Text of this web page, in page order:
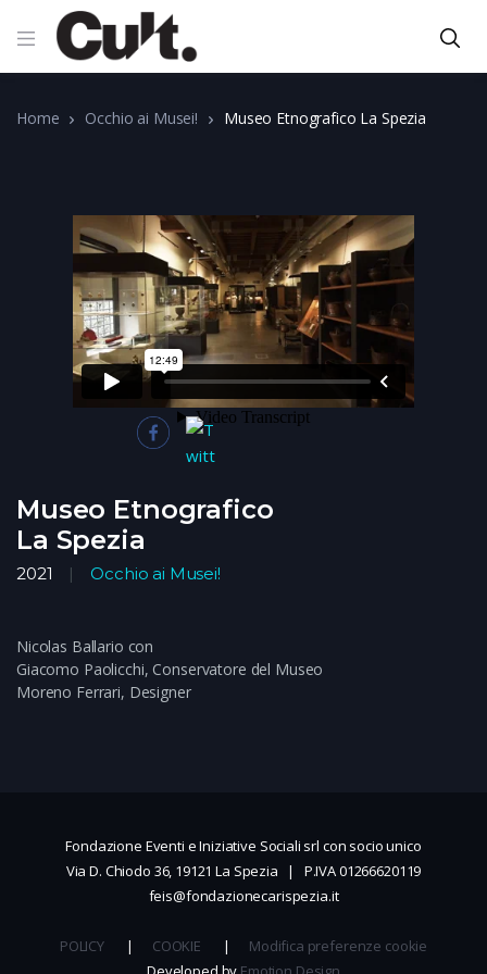
Home Occhio ai Musei! Museo Etnografico La Spezia
Museo Etnografico
La Spezia
2021 Occhio ai Musei!
Nicolas Ballario con
Giacomo Paolicchi, Conservatore del Museo
Moreno Ferrari, Designer
Fondazione Eventi e Iniziative Sociali srl con socio unico
Via D. Chiodo 36, 19121 La Spezia | P.IVA 01266620119
feis@fondazionecarispezia.it
POLICY | COOKIE | Modifica preferenze cookie